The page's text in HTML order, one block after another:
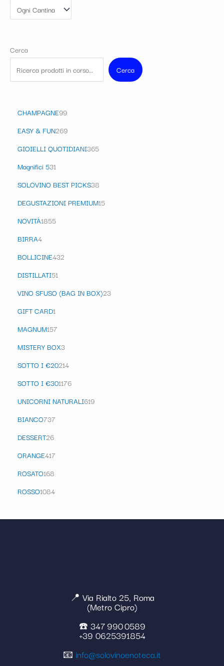
Cerca
Cerca
CHAMPAGNE99
EASY & FUN269
GIOIELLI QUOTIDIANI365
Magnifici 531
SOLOVINO BEST PICKS38
DEGUSTAZIONI PREMIUM15
NOVITÀ1855
BIRRA4
BOLLICINE432
DISTILLATI51
VINO SFUSO (BAG IN BOX)23
GIFT CARD1
MAGNUM157
MISTERY BOX3
SOTTO I €20214
SOTTO I €301176
UNICORNI NATURALI619
BIANCO737
DESSERT26
ORANGE417
ROSATO168
ROSSO1084
📍 Via Rialto 25, Roma
(Metro Cipro)
☎️ 347 990 0589
+39 0625391854
📧 info@solovinoenoteca.it